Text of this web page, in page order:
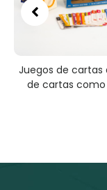
Juegos de cartas
de cartas como